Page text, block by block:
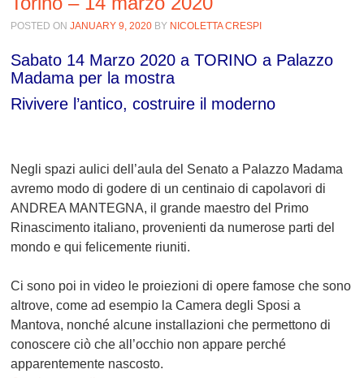
POSTED ONJANUARY 9, 2020 BY NICOLETTA CRESPI
Sabato 14 Marzo 2020 a TORINOa Palazzo
Madama per la mostra
Rivivere l’antico, costruire il moderno
Negli spazi aulici dell’aula del Senato a Palazzo Madama
avremo modo di godere di un centinaio di capolavori di
ANDREA MANTEGNA, il grande maestro del Primo
Rinascimento italiano, provenienti da numerose parti del
mondo e qui felicemente riuniti.
Ci sono poi in video le proiezioni di opere famose che sono
altrove, come ad esempio la Camera degli Sposi a
Mantova, nonché alcune installazioni che permettono di
conoscere ciò che all’occhio non appare perché
apparentemente nascosto.